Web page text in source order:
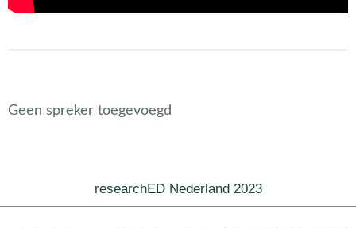
Geen spreker toegevoegd
researchED Nederland 2023